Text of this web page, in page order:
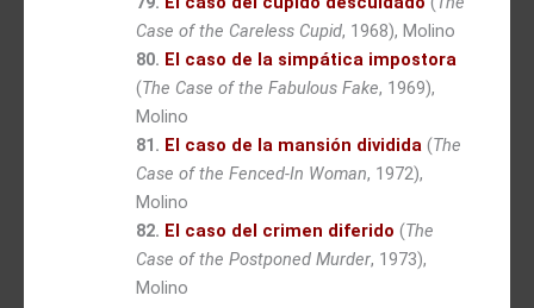
Case of the Careless Cupid, 1968), Molino
80. El caso de la simpática impostora
(The Case of the Fabulous Fake, 1969),
Molino
81. El caso de la mansión dividida (The
Case of the Fenced-In Woman, 1972),
Molino
82. El caso del crimen diferido (The
Case of the Postponed Murder, 1973),
Molino